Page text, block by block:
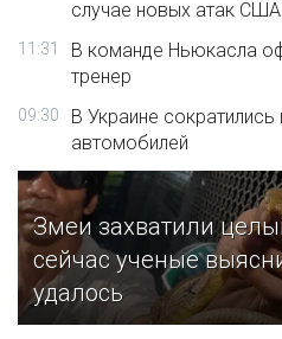
случае новых атак США
11:31
В команде Ньюкасла
тренер
09:30
В Украине
автомобилей
Змеи захватили
сейчас ученые
удалось